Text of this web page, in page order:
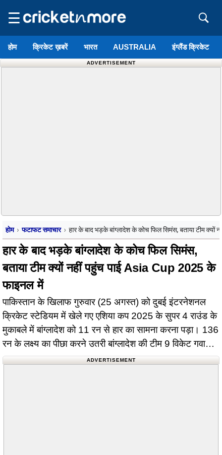
☰
होम क्रिकेट ख़बरें भारत AUSTRALIA इंग्लैंड क्रिकेट
ADVERTISEMENT
होम फटाफट समाचार हार के बाद भड़के बांग्लादेश के कोच फिल सिमंस, बताया टीम
हार के बाद भड़के बांग्लादेश के कोच फिल सिमंस,
बताया टीम क्यों नहीं पहुंच पाई Asia Cup 2025 के
फाइनल में
पाकिस्तान के खिलाफ गुरुवार (25 अगस्त) को दुबई इंटरनेशनल
क्रिकेट स्टेडियम में खेले गए एशिया कप 2025 के सुपर 4 राउंड के
मुकाबले में बांग्लादेश को 11 रन से हार का सामना करना पड़ा। 136
रन के लक्ष्य का पीछा करने उतरी बांग्लादेश की टीम 9 विकेट गवाकर
124 रन…
ADVERTISEMENT